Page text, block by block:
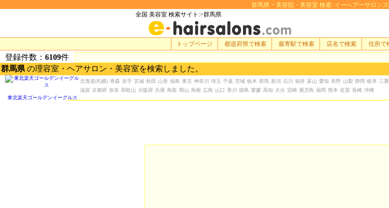
群馬県 > 美容院・美容室 検索 :イーヘアーサロンズ
全国 美容室 検索サイト:>群馬県
登録件数： 6109件
群馬県 の理容室・ヘアサロン・美容室を検索しました。
北海道(札幌) 青森 岩手 宮城 秋田 山形 福島 東京 神奈川 埼玉 千葉 茨城 栃木 群馬 新潟 石川 福井 富山 愛知 長野 山梨 静岡 岐阜 三重
滋賀 京都府 奈良 和歌山 大阪府 兵庫 鳥取 岡山 島根 広島 山口 香川 徳島 愛媛 高知 大分 宮崎 鹿児島 福岡 熊本 佐賀 長崎 沖縄
トップページ 都道府県で検索 最寄駅で検索 店名で検索 住所で
東北楽天ゴールデンイーグルス